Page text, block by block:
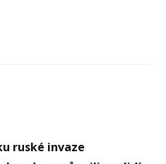
ruské invaze